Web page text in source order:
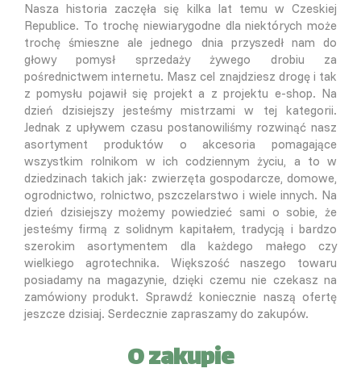
Nasza historia zaczęła się kilka lat temu w Czeskiej
Republice. To trochę niewiarygodne dla niektórych może
trochę śmieszne ale jednego dnia przyszedł nam do
głowy pomysł sprzedaży żywego drobiu za
pośrednictwem internetu. Masz cel znajdziesz drogę i tak
z pomysłu pojawił się projekt a z projektu e-shop. Na
dzień dzisiejszy jesteśmy mistrzami w tej kategorii.
Jednak z upływem czasu postanowiliśmy rozwinąć nasz
asortyment produktów o akcesoria pomagające
wszystkim rolnikom w ich codziennym życiu, a to w
dziedzinach takich jak: zwierzęta gospodarcze, domowe,
ogrodnictwo, rolnictwo, pszczelarstwo i wiele innych. Na
dzień dzisiejszy możemy powiedzieć sami o sobie, że
jesteśmy firmą z solidnym kapitałem, tradycją i bardzo
szerokim asortymentem dla każdego małego czy
wielkiego agrotechnika. Większość naszego towaru
posiadamy na magazynie, dzięki czemu nie czekasz na
zamówiony produkt. Sprawdź koniecznie naszą ofertę
jeszcze dzisiaj. Serdecznie zapraszamy do zakupów.
O zakupie